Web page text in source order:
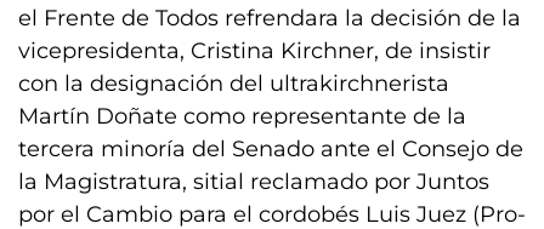
el Frente de Todos refrendara la decisión de la
vicepresidenta, Cristina Kirchner, de insistir
con la designación del ultrakirchnerista
Martín Doñate como representante de la
tercera minoría del Senado ante el Consejo de
la Magistratura, sitial reclamado por Juntos
por el Cambio para el cordobés Luis Juez (Pro-